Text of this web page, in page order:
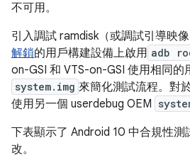
不可用。
引入調試 ramdisk（或調試引導映
解鎖的用戶構建設備上啟用 adb
on-GSI 和 VTS-on-GSI 使用相同的
system.img 來簡化測試流程。對
使用另一個 userdebug OEM
下表顯示了 Android 10 中合規性測
改。